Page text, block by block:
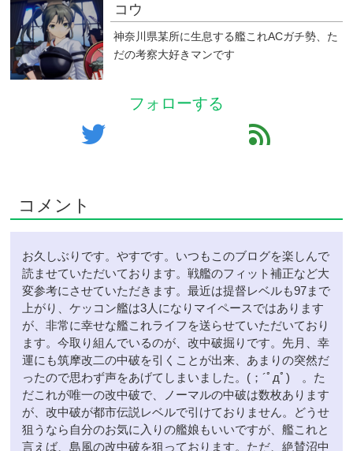
コウ
神奈川県某所に生息する艦これACガチ勢、た
だの考察大好きマンです
フォローする
twitter feed
コメント
お久しぶりです。やすです。いつもこのブログを楽しんで
読ませていただいております。戦艦のフィット補正など大
変参考にさせていただきます。最近は提督レベルも97まで
上がり、ケッコン艦は3人になりマイペースではあります
が、非常に幸せな艦これライフを送らせていただいており
ます。今取り組んでいるのが、改中破掘りです。先月、幸
運にも筑摩改二の中破を引くことが出来、あまりの突然だ
ったので思わず声をあげてしまいました。(；´ﾟдﾟ)ゞ。た
だこれが唯一の改中破で、ノーマルの中破は数枚あります
が、改中破が都市伝説レベルで引けておりません。どうせ
狙うなら自分のお気に入りの艦娘もいいですが、艦これと
言えば、島風の改中破を狙っております。ただ、絶賛沼中